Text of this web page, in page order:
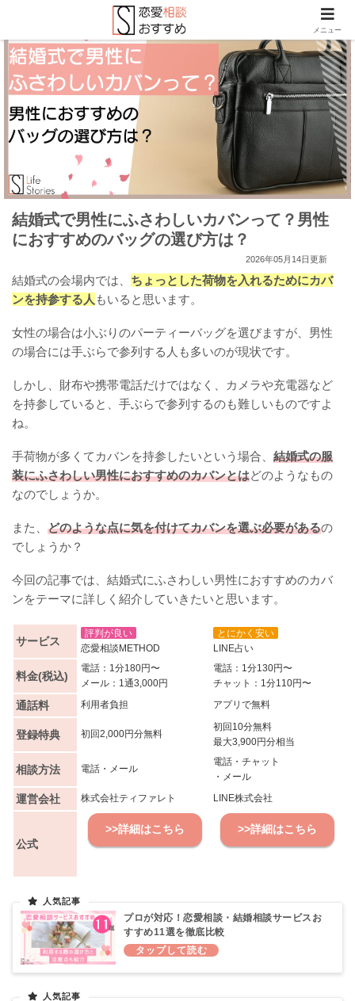
結婚式で男性にふさわしいカバンって？男性
におすすめのバッグの選び方は？
2026年05月14日更新
結婚式の会場内では、 ちょっとした荷物を入れるためにカバ
ンを持参する人 もいると思います。
女性の場合は小ぶりのパーティーバッグを選びますが、男性
の場合には手ぶらで参列する人も多いのが現状です。
しかし、財布や携帯電話だけではなく、カメラや充電器など
を持参していると、手ぶらで参列するのも難しいものですよ
ね。
手荷物が多くてカバンを持参したいという場合、 結婚式の服
装にふさわしい男性におすすめのカバンとはどのようなもの
なのでしょうか。
また、 どのような点に気を付けてカバンを選ぶ必要があるの
でしょうか？
今回の記事では、結婚式にふさわしい男性におすすめのカバ
ンをテーマに詳しく紹介していきたいと思います。
サービス
評判が良い
恋愛相談METHOD
とにかく安い
LINE占い
料金(税込)
電話：1分180円〜
メール：1通3,000円
電話：1分130円〜
チャット：1分110円〜
通話料 利用者負担 アプリで無料
登録特典 初回2,000円分無料
初回10分無料
最大3,900円分相当
相談方法 電話・メール
電話・チャット
・メール
運営会社 株式会社ティファレト LINE株式会社
公式
>>詳細はこちら >>詳細はこちら
プロが対応！恋愛相談・結婚相談サービスお
すすめ11選を徹底比較
メニュー